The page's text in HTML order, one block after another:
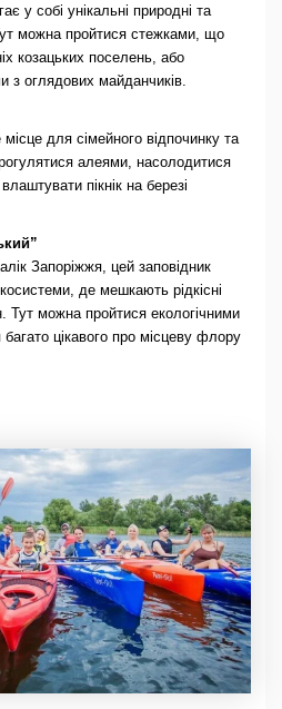
у собі унікальні природні та
можна пройтися стежками, що
козацьких поселень, або
з оглядових майданчиків.
для сімейного відпочинку та
алеями, насолодитися
пікнік на березі
Запоріжжя, цей заповідник
де мешкають рідкісні
Тут можна пройтися екологічними
багато цікавого про місцеву флору